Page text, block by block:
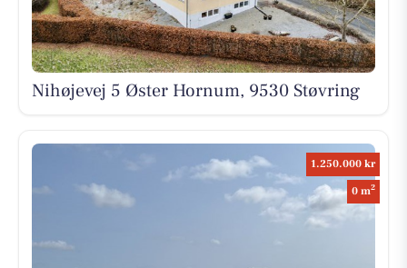
Nihøjevej 5 Øster Hornum, 9530 Støvring
1.250.000 kr
0 m2